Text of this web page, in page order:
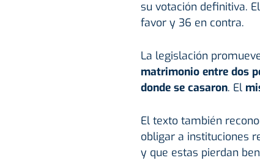
su votación definitiva.
favor y 36 en contra.
La legislación
matrimonio entre dos
donde se casaron. El
El texto también
obligar a instituciones
y que estas pierdan